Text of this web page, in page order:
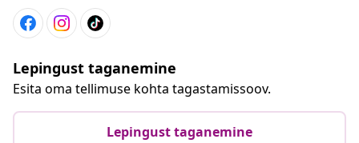
Lepingust taganemine
Esita oma tellimuse kohta tagastamissoov.
Lepingust taganemine